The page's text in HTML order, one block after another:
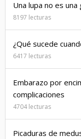
Una lupa no es una
8197 lecturas
¿Qué sucede
6417 lecturas
Embarazo por
complicaciones
4704 lecturas
Picaduras de